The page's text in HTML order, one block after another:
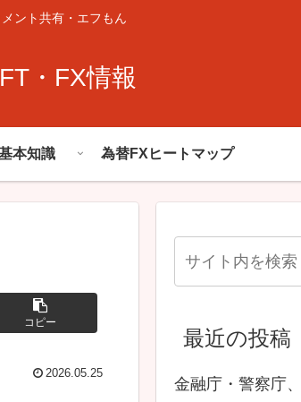
ント共有・エフもん
・FX情報
本知識 為替FXヒートマップ
コピー
2026.05.25
最近の投稿
金融庁・警察庁